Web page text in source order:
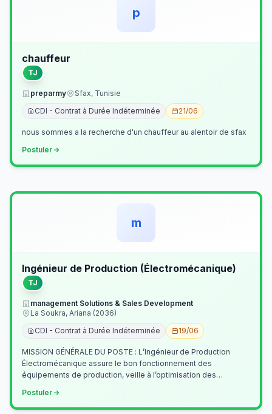
p
chauffeur
TJ
preparmy
Sfax, Tunisie
CDI - Contrat à Durée Indéterminée
21/06
nous sommes a la recherche d'un chauffeur au alentoir de sfax
Postuler
m
Ingénieur de Production (Électromécanique)
TJ
management Solutions & Sales Development
La Soukra, Ariana (2036)
CDI - Contrat à Durée Indéterminée
19/06
MISSION GÉNÉRALE DU POSTE : L’Ingénieur de Production
Électromécanique assure le bon fonctionnement des
équipements de production, veille à l’optimisation des
Postuler